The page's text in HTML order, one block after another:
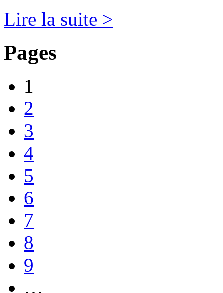
Lire la suite >
Pages
1
2
3
4
5
6
7
8
9
…